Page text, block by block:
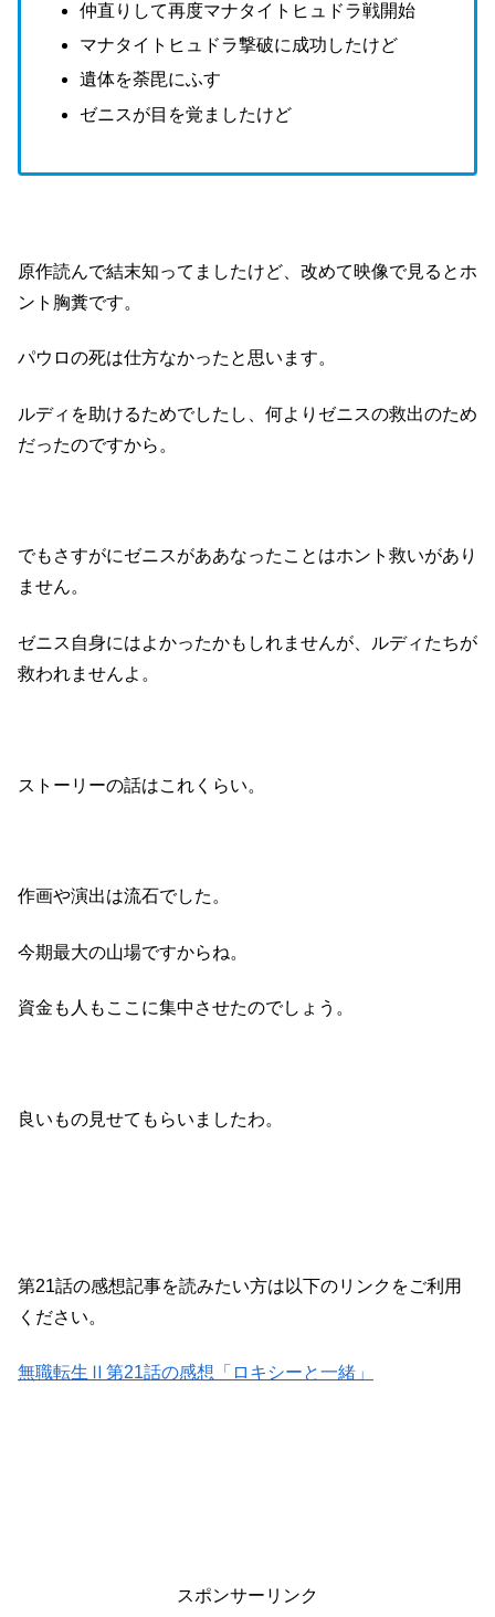
仲直りして再度マナタイトヒュドラ戦開始
マナタイトヒュドラ撃破に成功したけど
遺体を荼毘にふす
ゼニスが目を覚ましたけど
原作読んで結末知ってましたけど、改めて映像で見るとホ
ント胸糞です。
パウロの死は仕方なかったと思います。
ルディを助けるためでしたし、何よりゼニスの救出のため
だったのですから。
でもさすがにゼニスがああなったことはホント救いがあり
ません。
ゼニス自身にはよかったかもしれませんが、ルディたちが
救われませんよ。
ストーリーの話はこれくらい。
作画や演出は流石でした。
今期最大の山場ですからね。
資金も人もここに集中させたのでしょう。
良いもの見せてもらいましたわ。
第21話の感想記事を読みたい方は以下のリンクをご利用
ください。
無職転生Ⅱ第21話の感想「ロキシーと一緒」
スポンサーリンク